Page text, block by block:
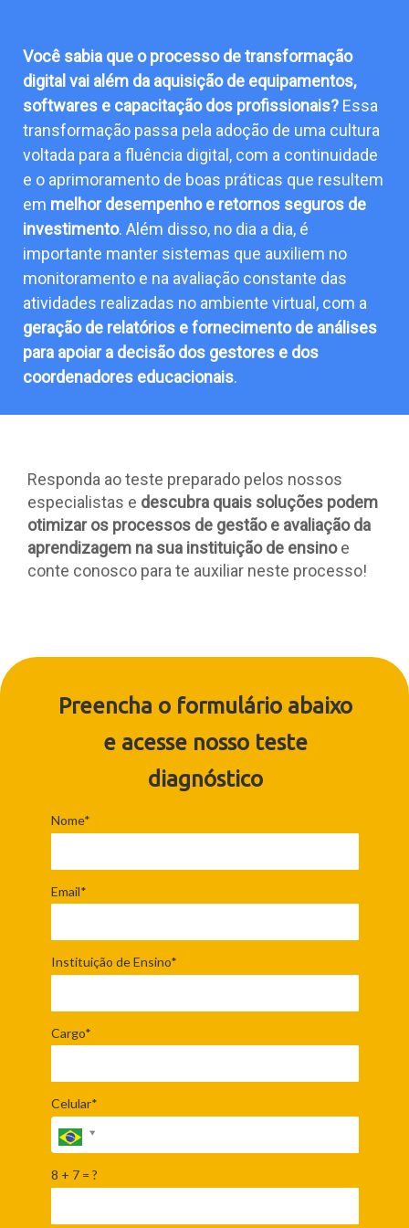
Você sabia que o processo de transformação
digital vai além da aquisição de equipamentos,
softwares e capacitação dos profissionais? Essa
transformação passa pela adoção de uma cultura
voltada para a fluência digital, com a continuidade
e o aprimoramento de boas práticas que resultem
em melhor desempenho e retornos seguros de
investimento. Além disso, no dia a dia, é
importante manter sistemas que auxiliem no
monitoramento e na avaliação constante das
atividades realizadas no ambiente virtual, com a
geração de relatórios e fornecimento de análises
para apoiar a decisão dos gestores e dos
coordenadores educacionais.
Responda ao teste preparado pelos nossos
especialistas e descubra quais soluções podem
otimizar os processos de gestão e avaliação da
aprendizagem na sua instituição de ensinoe
conte conosco para te auxiliar neste processo!
Preencha o formulário abaixo
e acesse nosso teste
diagnóstico
Nome*
Email*
Instituição de Ensino*
Cargo*
Celular*
8 + 7 = ?